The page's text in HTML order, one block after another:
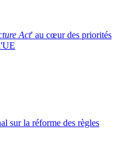
Act' au cœur des priorités
sur la réforme des règles